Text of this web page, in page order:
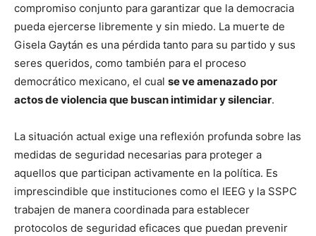
compromiso conjunto para garantizar que la democracia
pueda ejercerse libremente y sin miedo. La muerte de
Gisela Gaytán es una pérdida tanto para su partido y sus
seres queridos, como también para el proceso
democrático mexicano, el cual se ve amenazado por
actos de violencia que buscan intimidar y silenciar.
La situación actual exige una reflexión profunda sobre las
medidas de seguridad necesarias para proteger a
aquellos que participan activamente en la política. Es
imprescindible que instituciones como el IEEG y la SSPC
trabajen de manera coordinada para establecer
protocolos de seguridad eficaces que puedan prevenir